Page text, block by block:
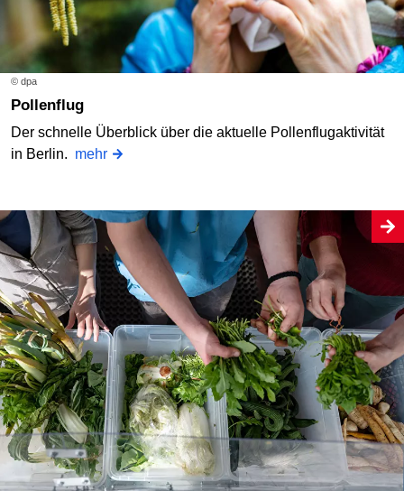
© dpa
Pollenflug
Der schnelle Überblick über die aktuelle Pollenflugaktivität
in Berlin. mehr